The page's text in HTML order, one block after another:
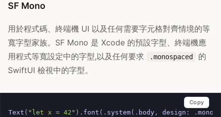
SF Mono
用於程式碼、終端機 UI 以及任何需要字元格對齊情境的等
寬字型家族。SF Mono 是 Xcode 的預設字型、終端機應
用程式等寬設定中的字型,以及任何要求
.monospaced
的
SwiftUI 檢視中的字型。
Text ( "let x = 42" ). font (. system(. body , design : .
Copy